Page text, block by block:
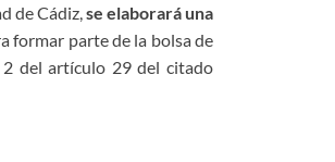
de Cádiz,se elaborará una
formar parte de la bolsa de
2 del artículo 29 del citado